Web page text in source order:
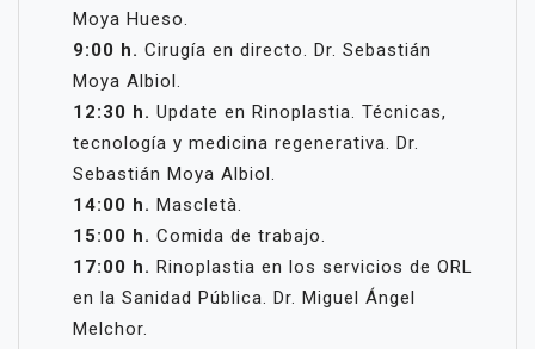
Moya Hueso.
9:00 h. Cirugía en directo. Dr. Sebastián
Moya Albiol.
12:30 h. Update en Rinoplastia. Técnicas,
tecnología y medicina regenerativa. Dr.
Sebastián Moya Albiol.
14:00 h. Mascletà.
15:00 h. Comida de trabajo.
17:00 h. Rinoplastia en los servicios de ORL
en la Sanidad Pública. Dr. Miguel Ángel
Melchor.